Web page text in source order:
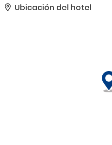
varios puntos imprescindibles de la
Ubicación del hotel